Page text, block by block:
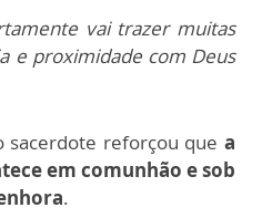
vai trazer muitas
e proximidade com Deus
sacerdote reforçou que a
em comunhão e sob
.